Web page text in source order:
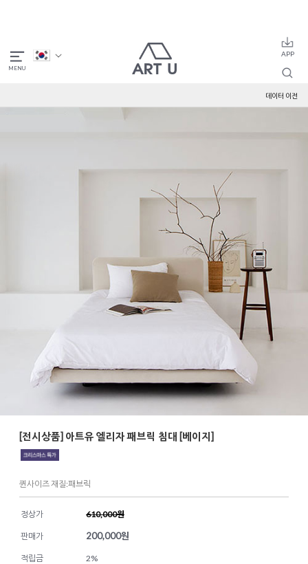
데이터 이전
[전시상품] 아트유 엘리자 패브릭 침대 [베이지]
퀸사이즈 재질:패브릭
정상가 610,000원
판매가 200,000원
적립금 2%